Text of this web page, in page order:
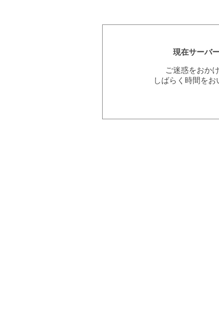
現在サーバ
ご迷惑をおか
しばらく時間を